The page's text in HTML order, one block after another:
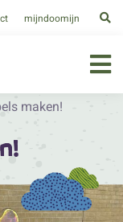
mijndoomijn
maken!